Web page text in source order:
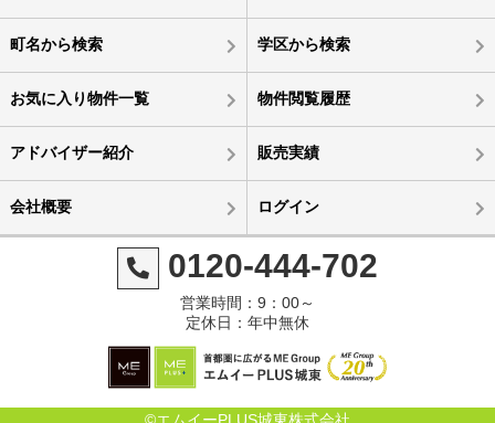
町名から検索 学区から検索
お気に入り物件一覧 物件閲覧履歴
アドバイザー紹介 販売実績
会社概要 ログイン
0120-444-702
営業時間：9：00～
定休日：年中無休